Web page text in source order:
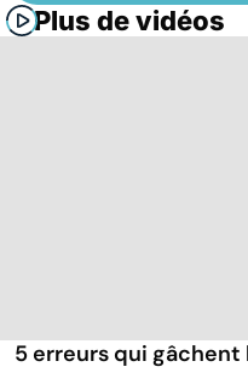
Plus de vidéos
5 erreurs qui gâchent